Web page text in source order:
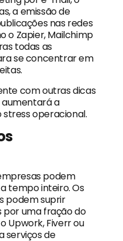
a emissão de
nas redes
o Zapier, Mailchimp
todas as
se concentrar em
com outras dicas
a
stress operacional.
podem
tempo inteiro. Os
podem suprir
por uma fração do
Upwork, Fiverr ou
serviços de